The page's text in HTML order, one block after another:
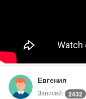
Евгения
Записей: 2432